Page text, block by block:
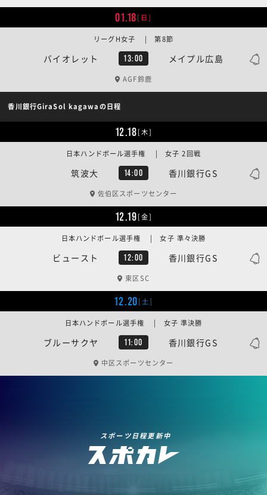
01.18[日]
バイオレット 13:00 メイプル広島
リーグH女子 | 第8節
AGF鈴鹿
香川銀行GiraSol kagawaの日程
12.18[木]
筑波大 14:00 香川銀行GS
日本ハンドボール選手権 | 女子 2回戦
佐伯区スポーツセンター
12.19[金]
ビュースト 12:00 香川銀行GS
日本ハンドボール選手権 | 女子 準々決勝
東区SC
12.20[土]
ブルーサクヤ 11:00 香川銀行GS
日本ハンドボール選手権 | 女子 準決勝
中区スポーツセンター
スポーツ日程更新中